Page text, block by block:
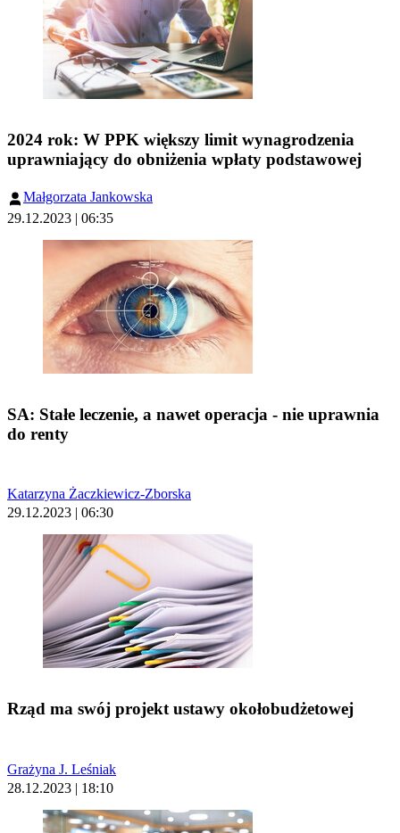
2024 rok: W PPK większy limit wynagrodzenia
uprawniający do obniżenia wpłaty podstawowej
Małgorzata Jankowska
29.12.2023 | 06:35
SA: Stałe leczenie, a nawet operacja - nie uprawnia
do renty
Katarzyna Żaczkiewicz-Zborska
29.12.2023 | 06:30
Rząd ma swój projekt ustawy okołobudżetowej
Grażyna J. Leśniak
28.12.2023 | 18:10